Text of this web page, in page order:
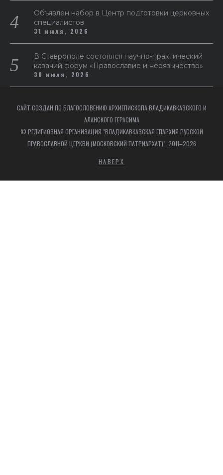
Объявлен набор в Центр подготовки церковных
специалистов
31 июля, 2026
В Ставрополе состоялся научно-практический
казачий форум «Православие и неоязычество»
30 июля, 2026
САЙТ СОЗДАН ПО БЛАГОСЛОВЕНИЮ АРХИЕПИСКОПА ВЛАДИКАВКАЗСКОГО И
АЛАНСКОГО ГЕРАСИМА
© РЕЛИГИОЗНАЯ ОРГАНИЗАЦИЯ "ВЛАДИКАВКАЗСКАЯ ЕПАРХИЯ РУССКОЙ
ПРАВОСЛАВНОЙ ЦЕРКВИ (МОСКОВСКИЙ ПАТРИАРХАТ)", 2011–2026
НАВЕРХ